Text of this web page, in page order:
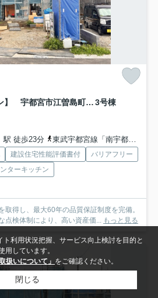
【ブルーミングガーデン】 宇都宮市江曽島町 全6邸 3号棟
駅 徒歩23分
東武宇都宮線「南宇都宮」駅 徒歩30分
建設住宅性能評価書付
バリアフリー
ターキッチン
取得し、最大60年の品質保証制度を完備。
点検体制により、高い資産価... もっと見る
利用状況把握、サービス向上検討を目的と
用しています。
扱いについて」 をご確認ください。
閉じる